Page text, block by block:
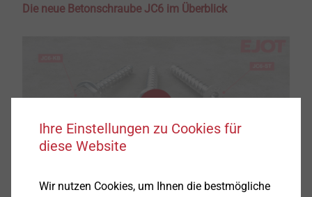
Die neue Betonschraube JC6 im Überblick
Ihre Einstellungen zu Cookies für
diese Website
Wir nutzen Cookies, um Ihnen die bestmögliche